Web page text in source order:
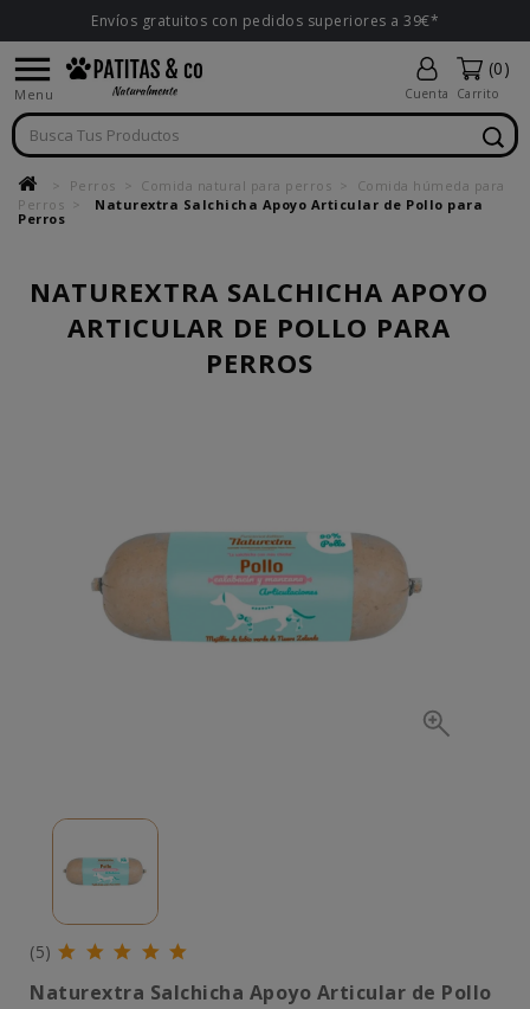
Envíos gratuitos con pedidos superiores a 39€*

Menu Cuenta
(0)
Carrito
Perros Comida natural para perros
Comida húmeda para
Perros
Naturextra Salchicha Apoyo Articular de Pollo para
Perros
NATUREXTRA SALCHICHA APOYO
ARTICULAR DE POLLO PARA
PERROS
(5)
Naturextra Salchicha Apoyo Articular de Pollo